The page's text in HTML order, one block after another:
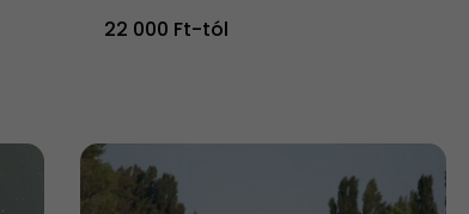
22 000 Ft-tól